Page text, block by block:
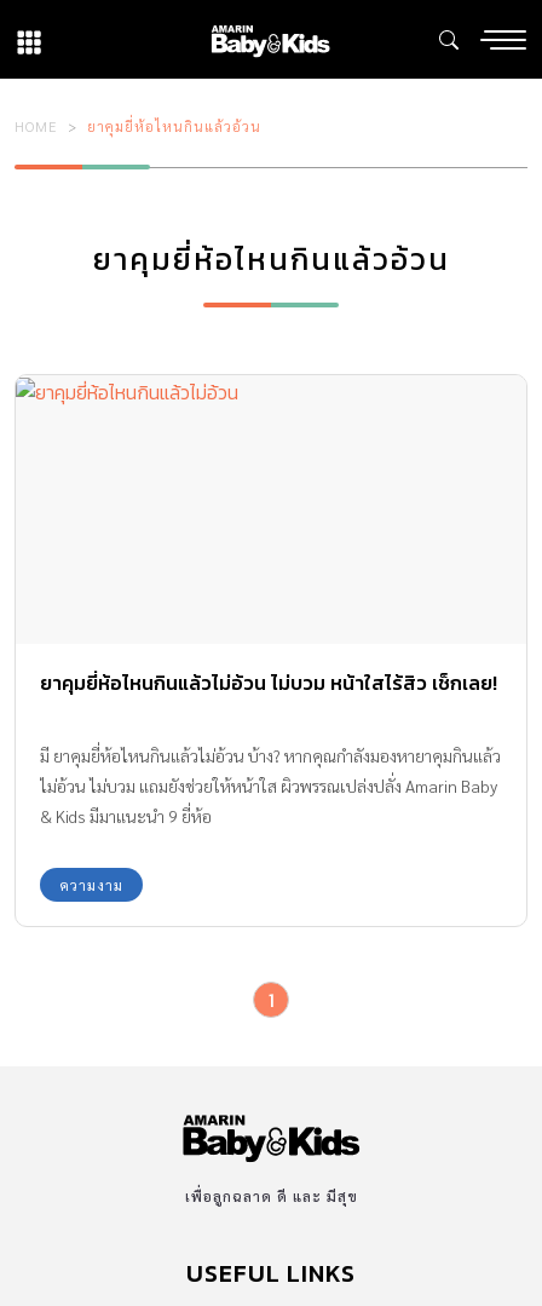
HOME ยาคุมยี่ห้อไหนกินแล้วอ้วน
ยาคุมยี่ห้อไหนกินแล้วอ้วน
ยาคุมยี่ห้อไหนกินแล้วไม่อ้วน ไม่บวม หน้าใสไร้สิว เช็กเลย!
มี ยาคุมยี่ห้อไหนกินแล้วไม่อ้วน บ้าง? หากคุณกำลังมองหายาคุมกินแล้ว
ไม่อ้วน ไม่บวม แถมยังช่วยให้หน้าใส ผิวพรรณเปล่งปลั่ง Amarin Baby
& Kids มีมาแนะนำ 9 ยี่ห้อ
ความงาม
1
เพื่อลูกฉลาด ดี และ มีสุข
USEFUL LINKS